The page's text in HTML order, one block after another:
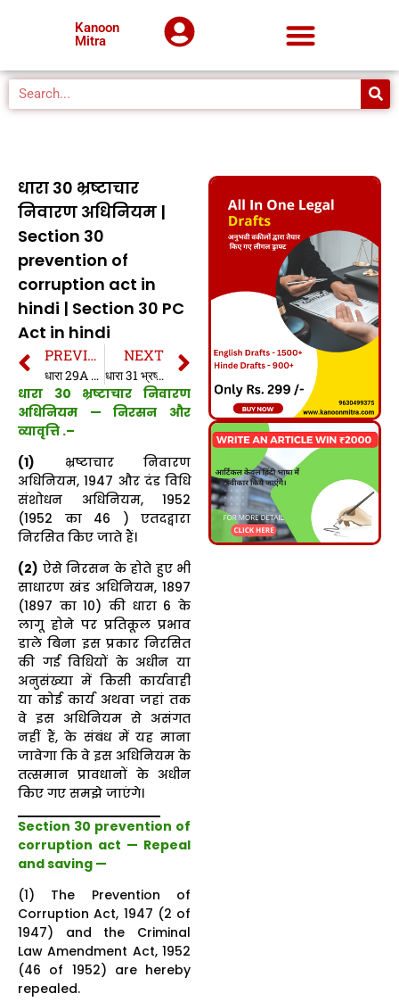
Kanoon
Mitra
धारा 30 भ्रष्टाचार
निवारण अधिनियम |
Section 30
prevention of
corruption act in
hindi | Section 30 PC
Act in hindi
PREVIOUS
धारा 29A भ्रष्टाचार निवारण अधिनियम | Section 29A prevention of corruption act in hindi | Section 29A PC Act in hindi
NEXT
धारा 31 भ्रष्टाचार निवारण अधिनियम | Section 31 prevention of corruption act in hindi | Section 31 PC Act in hindi
धारा 30 भ्रष्टाचार निवारण
अधिनियम — निरसन और
व्यावृत्ति .–
(1) भ्रष्टाचार निवारण
अधिनियम, 1947 और दंड विधि
संशोधन अधिनियम, 1952
(1952 का 46 ) एतदद्वारा
निरसित किए जाते हैं।
(2) ऐसे निरसन के होते हुए भी
साधारण खंड अधिनियम, 1897
(1897 का 10) की धारा 6 के
लागू होने पर प्रतिकूल प्रभाव
डाले बिना इस प्रकार निरसित
की गई विधियों के अधीन या
अनुसंख्या में किसी कार्यवाही
या कोई कार्य अथवा जहां तक
वे इस अधिनियम से असंगत
नहीं हैं, के संबंध में यह माना
जावेगा कि वे इस अधिनियम के
तत्समान प्रावधानों के अधीन
किए गए समझे जाएंगे।
Section 30 prevention of
corruption act — Repeal
and saving —
(1) The Prevention of
Corruption Act, 1947 (2 of
1947) and the Criminal
Law Amendment Act, 1952
(46 of 1952) are hereby
repealed.